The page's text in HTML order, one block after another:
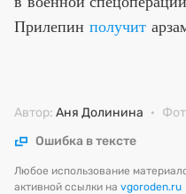
Прилепин получит
Автор: Аня Долинина ·
Ошибка в тексте
Любое использование
активной ссылки на vgoroden.ru